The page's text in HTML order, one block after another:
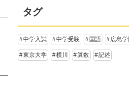
タグ
中学入試 中学受験 国語 広島
東京大学 横川 算数 記述